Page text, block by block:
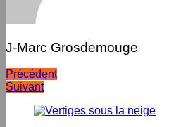
J-Marc Grosdemouge
Navigation
de
l’article
Précédent
Suivant